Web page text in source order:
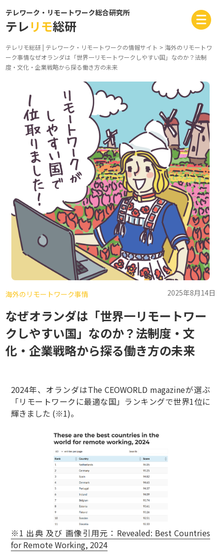
テレワーク・リモートワーク総合研究所
テレリモ総研
テレリモ総研 | テレワーク・リモートワークの情報サイト >海外のリモートワ
ーク事情なぜオランダは「世界一リモートワークしやすい国」なのか？――法制
度・文化・企業戦略から探る働き方の未来
海外のリモートワーク事情 2025年8月14日
なぜオランダは「世界一リモートワー
クしやすい国」なのか？――法制度・文
化・企業戦略から探る働き方の未来
2024年、オランダはThe CEOWORLD magazineが選ぶ
「リモートワークに最適な国」ランキングで世界1位に
輝きました (※1)。
※1 出典 及び 画像引用元：Revealed: Best Countries
for Remote Working, 2024